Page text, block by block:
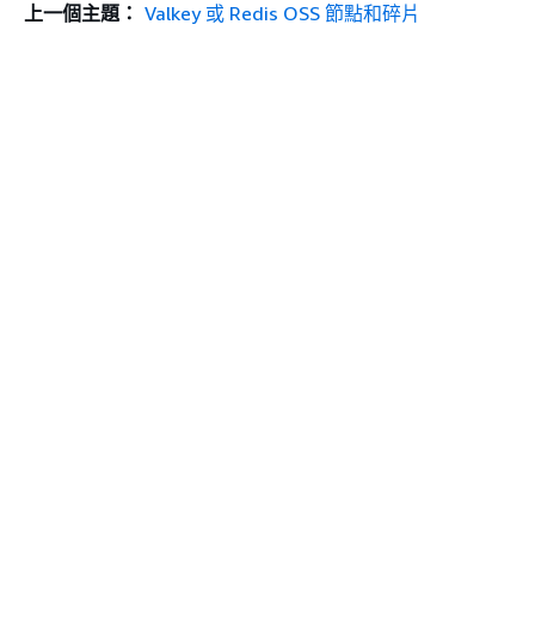
上一個主題： Valkey 或 Redis OSS 節點和碎片